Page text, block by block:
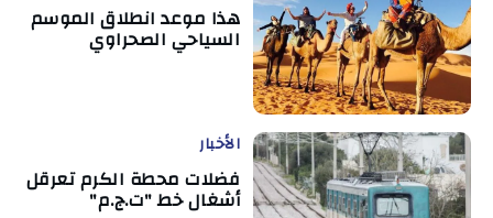
هذا موعد انطلاق الموسم
السياحي الصحراوي
الأخبار
فضلات محطة الكرم تعرقل
أشغال خط "ت.ج.م"